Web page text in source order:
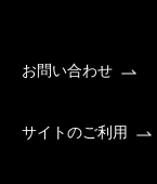
お問い合わせ
サイトのご利用